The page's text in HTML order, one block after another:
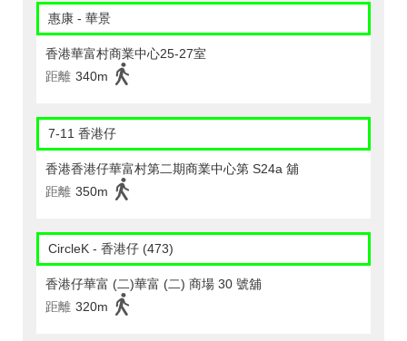
惠康 - 華景
香港華富村商業中心25-27室
距離 340m
7-11 香港仔
香港香港仔華富村第二期商業中心第 S24a 舖
距離 350m
CircleK - 香港仔 (473)
香港仔華富 (二)華富 (二) 商場 30 號舖
距離 320m